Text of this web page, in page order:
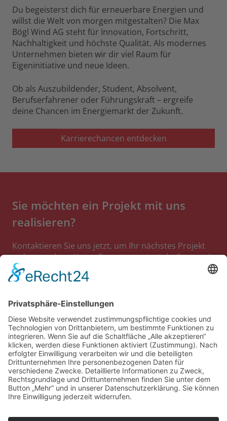
Du begeisterst dich für erneuerbare Energien und
willst die Welt von morgen mitgestalten? Die Max
Bögl Wind AG steht für Innovation, Fortschritt,
Nachhaltigkeit und höchste Qualität. Als modernes
Unternehmen bieten wir dir viel Raum für
Eigeninitiative und neue Ideen.
Ob als Auszubildender, Student, Absolvent,
Berufserfahrener oder Führungskraft – ergreife
deine Chancen im Energiemarkt der Zukunft.
Karrierechancen entdecken
Sie möchten ein Projekt mit uns
realisieren?
Kontaktieren Sie uns jetzt, um Ihr nächstes Projekt
zu besprechen. Unser Expertenteam steht Ihnen mit
umfassendem Know-how zur Seite und unterstützt
Sie bei jedem Schritt.
Zum Kontaktformular
Impressum Kontakt
Datenschutz